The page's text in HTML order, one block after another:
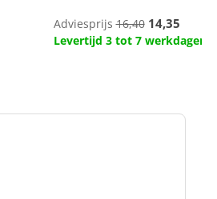
Adviesprijs16,40 14,35
Levertijd 3 tot 7 werkdagen